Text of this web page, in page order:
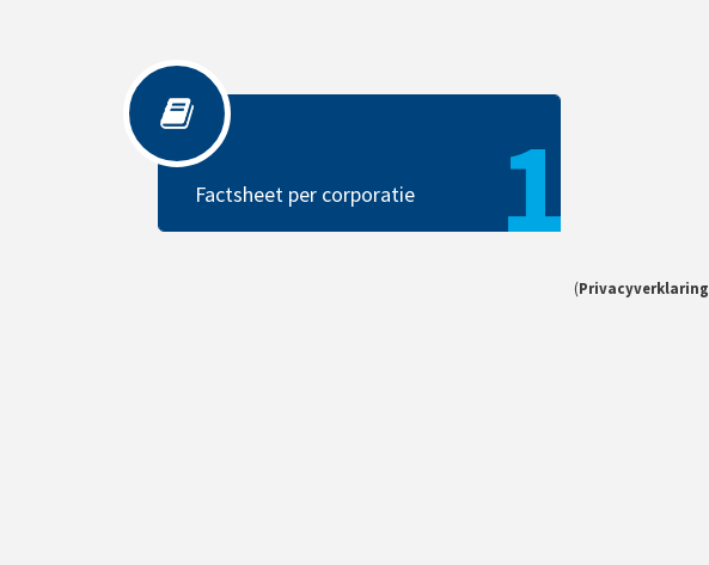
Factsheet per corporatie
Factsheet per corporatie 1
(Privacyverklaring